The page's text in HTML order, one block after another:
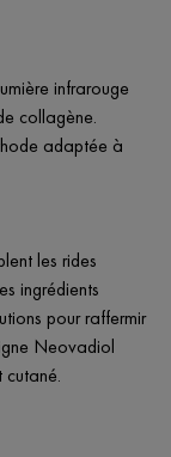
infrarouge
collagène.
adaptée à
les rides
ingrédients
pour raffermir
Neovadiol
cutané.